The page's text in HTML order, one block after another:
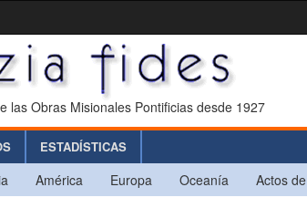
las Obras Misionales Pontificias desde 1927
ESTADÍSTICAS
América Europa Oceanía Actos